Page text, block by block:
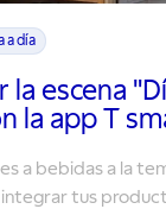
a día
la escena
la app T
a bebidas a la
integrar tus